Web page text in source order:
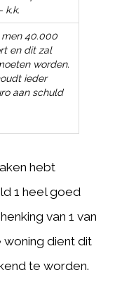
k.k.
40.000
en dit zal
worden.
ieder
aan schuld
hebt
1 heel goed
van 1 van
dient dit
te worden.